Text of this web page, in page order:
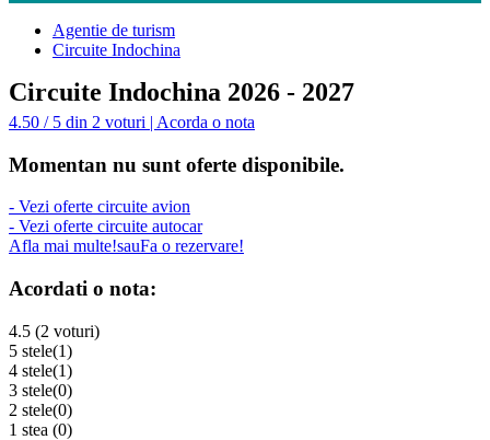
Agentie de turism
Circuite Indochina
Circuite Indochina 2026 - 2027
4.50 / 5 din 2 voturi | Acorda o nota
Momentan nu sunt oferte disponibile.
- Vezi oferte circuite avion
- Vezi oferte circuite autocar
Afla mai multe!sauFa o rezervare!
Acordati o nota:
4.5 (2 voturi)
5 stele(1)
4 stele(1)
3 stele(0)
2 stele(0)
1 stea (0)